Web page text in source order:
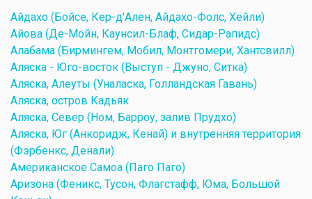
Айдахо (Бойсе, Кер-д'Ален, Айдахо-Фолс, Хейли)
Айова (Де-Мойн, Каунсил-Блаф, Сидар-Рапидс)
Алабама (Бирмингем, Мобил, Монтгомери, Хантсвилл)
Аляска - Юго-восток (Выступ - Джуно, Ситка)
Аляска, Алеуты (Уналаска, Голландская Гавань)
Аляска, остров Кадьяк
Аляска, Север (Ном, Барроу, залив Прудхо)
Аляска, Юг (Анкоридж, Кенай) и внутренняя территория
(Фэрбенкс, Денали)
Американское Самоа (Паго Паго)
Аризона (Феникс, Тусон, Флагстафф, Юма, Большой